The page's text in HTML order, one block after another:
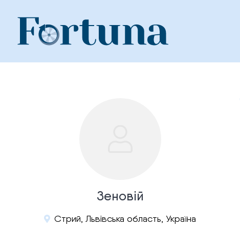
content
Зеновій
Стрий, Львівська область, Україна